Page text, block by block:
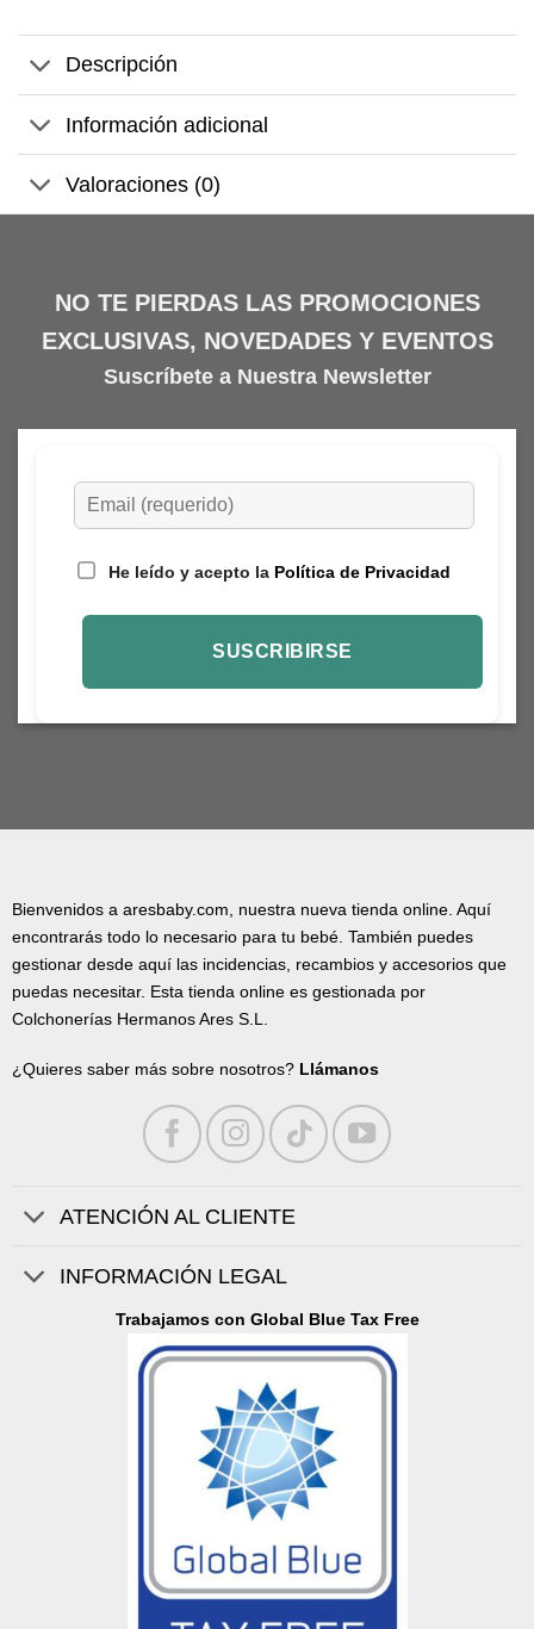
Descripción
Información adicional
Valoraciones (0)
NO TE PIERDAS LAS PROMOCIONES
EXCLUSIVAS, NOVEDADES Y EVENTOS
Suscríbete a Nuestra Newsletter
He leído y acepto la Política de Privacidad
Bienvenidos a aresbaby.com, nuestra nueva tienda online. Aquí
encontrarás todo lo necesario para tu bebé. También puedes
gestionar desde aquí las incidencias, recambios y accesorios que
puedas necesitar. Esta tienda online es gestionada por
Colchonerías Hermanos Ares S.L.
¿Quieres saber más sobre nosotros? Llámanos
ATENCIÓN AL CLIENTE
INFORMACIÓN LEGAL
Trabajamos con Global Blue Tax Free